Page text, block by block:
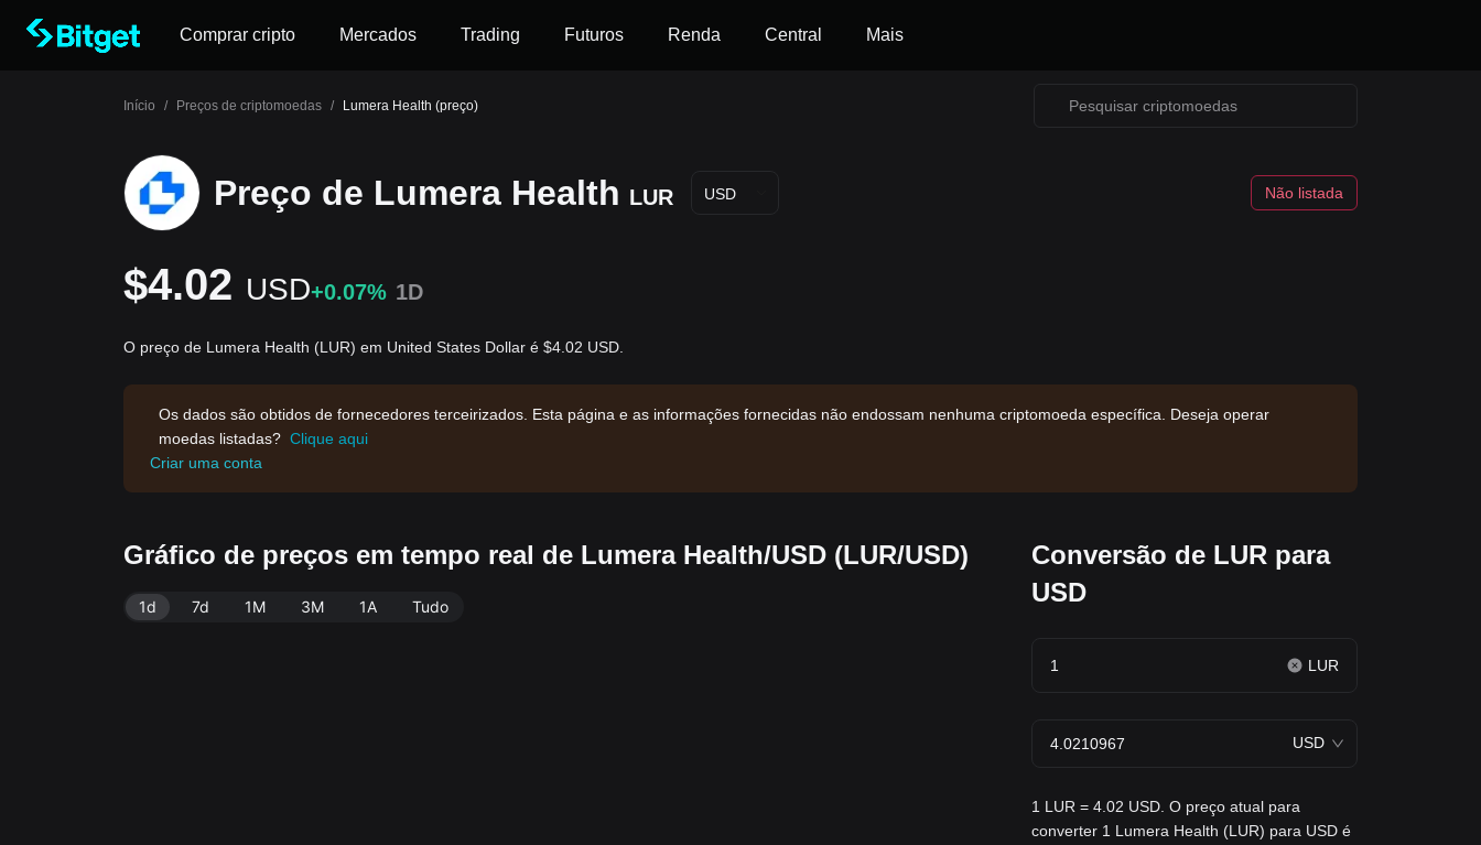
Comprar cripto Mercados Trading Futuros Renda Central Mais
Início / Preços de criptomoedas / Lumera Health (preço)
Preço de Lumera Health LUR USD Não listada
$4.02 USD+0.07% 1D
O preço de Lumera Health (LUR) em United States Dollar é $4.02 USD.
Os dados são obtidos de fornecedores terceirizados. Esta página e as informações fornecidas não endossam nenhuma criptomoeda específica. Deseja operar
moedas listadas? Clique aqui
Criar uma conta
Gráfico de preços em tempo real de Lumera Health/USD (LUR/USD)
1d 7d 1M 3M 1A Tudo
Conversão de LUR para
USD
LUR
USD
1 LUR = 4.02 USD. O preço atual para
converter 1 Lumera Health (LUR) para USD é